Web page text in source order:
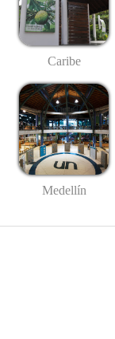
Caribe
Medellín